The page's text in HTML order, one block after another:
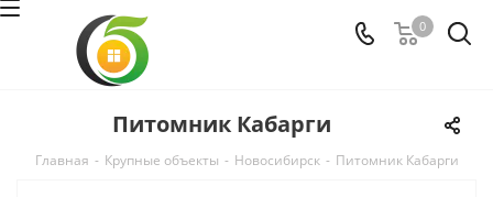
0
Питомник Кабарги
Главная - Крупные объекты - Новосибирск - Питомник Кабарги